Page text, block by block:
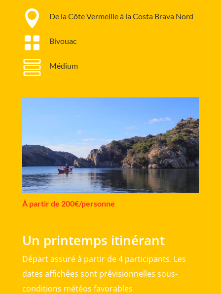
 De la Côte Vermeille à la Costa Brava Nord
 Bivouac
 Médium
À partir de 200€/personne
Un printemps itinérant
Départ assuré à partir de 4 participants. Les
dates affichées sont prévisionnelles sous-
conditions météos favorables